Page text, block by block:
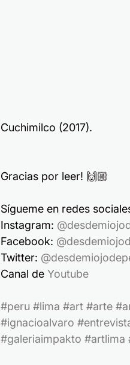
Cuchimilco (2017).
Gracias por leer! 🙌🏼
Sígueme en redes
Instagram:
Facebook:
Twitter:
Canal de Youtube
#peru #lima #art #arte
#ignacioalvaro
#galeriaimpakto #artlima